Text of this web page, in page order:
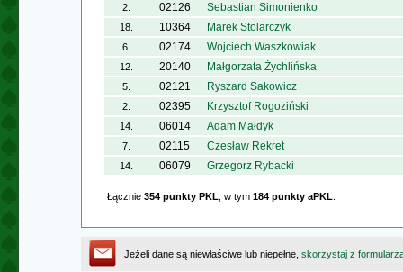
2. 02126 Sebastian Simonienko
18. 10364 Marek Stolarczyk
6. 02174 Wojciech Waszkowiak
12. 20140 Małgorzata Żychlińska
5. 02121 Ryszard Sakowicz
2. 02395 Krzysztof Rogoziński
14. 06014 Adam Małdyk
7. 02115 Czesław Rekret
14. 06079 Grzegorz Rybacki
Łącznie 354 punkty PKL , w tym 184 punkty aPKL
Jeżeli dane są niewłaściwe lub niepełne, skorzystaj z